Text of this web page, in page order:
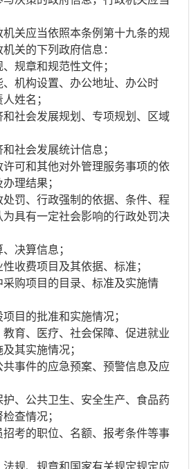
关应当依照本条例第十九条的规
关的下列政府信息：
章和规范性文件；
机构设置、办公地址、办公时
姓名；
社会发展规划、专项规划、区域
会发展统计信息；
和其他对外管理服务事项的依
理结果；
、行政强制的依据、条件、程
具有一定社会影响的行政处罚决
决算信息；
费项目及其依据、标准；
购项目的目录、标准及实施情
的批准和实施情况；
、医疗、社会保障、促进就业
其实施情况；
件的应急预案、预警信息及应
公共卫生、安全生产、食品药
查情况；
考的职位、名额、报考条件等事
、规章和国家有关规定规定应